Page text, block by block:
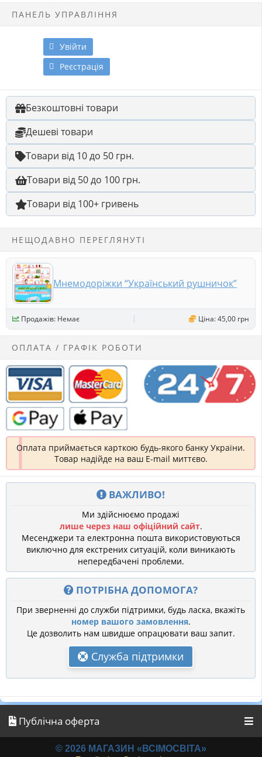
ПАНЕЛЬ УПРАВЛІННЯ
Увійти
Реєстрація
Безкоштовні товари
Дешеві товари
Товари від 10 до 50 грн.
Товари від 50 до 100 грн.
Товари від 100+ гривень
НЕЩОДАВНО ПЕРЕГЛЯНУТІ
Мнемодоріжки “Український рушничок”
Продажів: Немає Ціна: 45,00 грн
ОПЛАТА / ГРАФІК РОБОТИ
Оплата приймається карткою будь-якого банку України.
Товар надійде на ваш E-mail миттєво.
ВАЖЛИВО!
Ми здійснюємо продажі
лише через наш офіційний сайт.
Месенджери та електронна пошта використовуються
виключно для екстрених ситуацій, коли виникають
непередбачені проблеми.
ПОТРІБНА ДОПОМОГА?
При зверненні до служби підтримки, будь ласка, вкажіть
номер вашого замовлення.
Це дозволить нам швидше опрацювати ваш запит.
Служба підтримки
Публічна оферта
© 2026 МАГАЗИН «ВСІМОСВІТА»